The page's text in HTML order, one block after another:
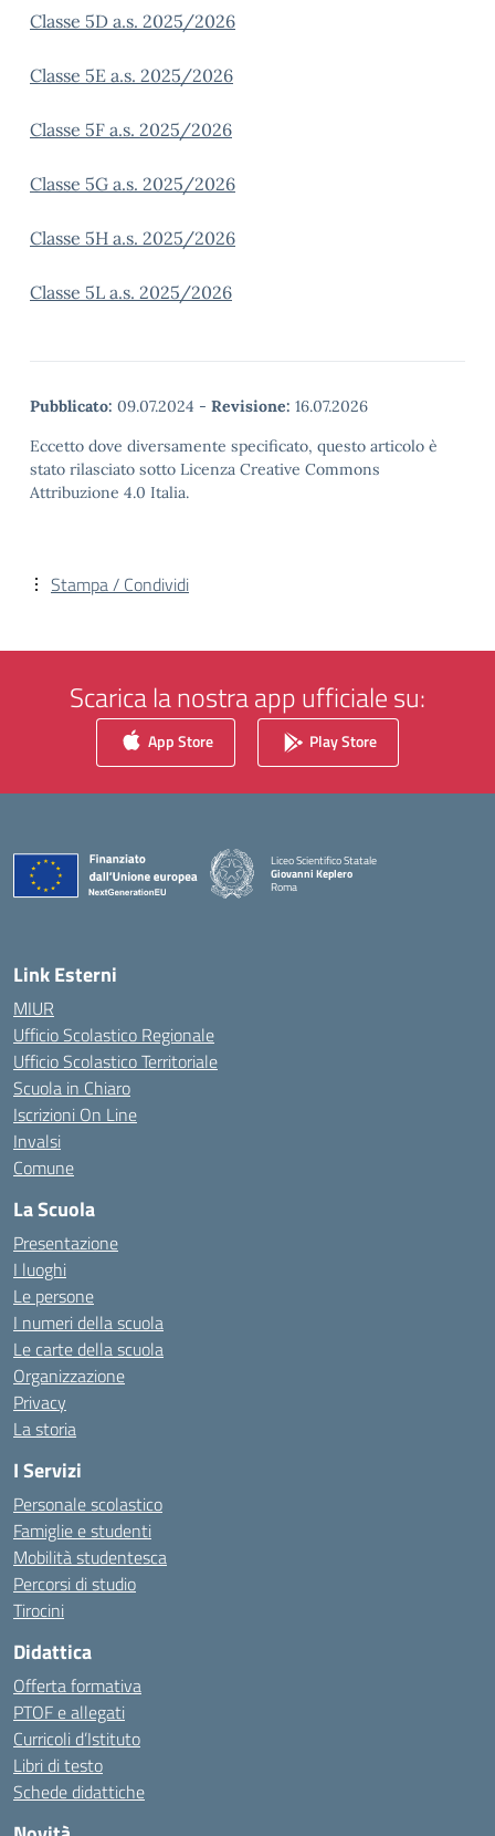
Classe 5D a.s. 2025/2026
Classe 5E a.s. 2025/2026
Classe 5F a.s. 2025/2026
Classe 5G a.s. 2025/2026
Classe 5H a.s. 2025/2026
Classe 5L a.s. 2025/2026
Pubblicato: 09.07.2024 - Revisione: 16.07.2026
Eccetto dove diversamente specificato, questo articolo è
stato rilasciato sotto Licenza Creative Commons
Attribuzione 4.0 Italia.
Stampa / Condividi
Scarica la nostra app ufficiale su:
App Store Play Store
Liceo Scientifico Statale
Giovanni Keplero
Roma
Link Esterni
MIUR
Ufficio Scolastico Regionale
Ufficio Scolastico Territoriale
Scuola in Chiaro
Iscrizioni On Line
Invalsi
Comune
La Scuola
Presentazione
I luoghi
Le persone
I numeri della scuola
Le carte della scuola
Organizzazione
Privacy
La storia
I Servizi
Personale scolastico
Famiglie e studenti
Mobilità studentesca
Percorsi di studio
Tirocini
Didattica
Offerta formativa
PTOF e allegati
Curricoli d’Istituto
Libri di testo
Schede didattiche